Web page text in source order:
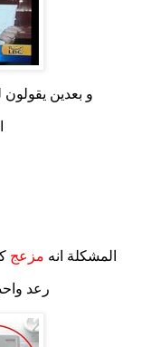
و بعدين
المشكلة انه مزعج
رعد